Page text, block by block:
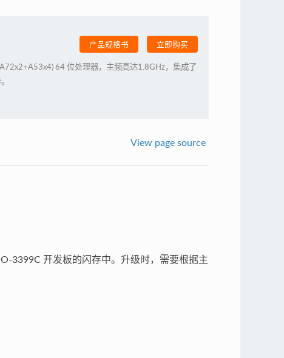
产品规格书 立即购买
64 位处理器，主频高达1.8GHz，集成了
View page source
3399C 开发板的闪存中。升级时，需要根据主